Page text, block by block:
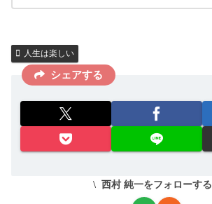
人生は楽しい
シェアする
西村 純一をフォローする